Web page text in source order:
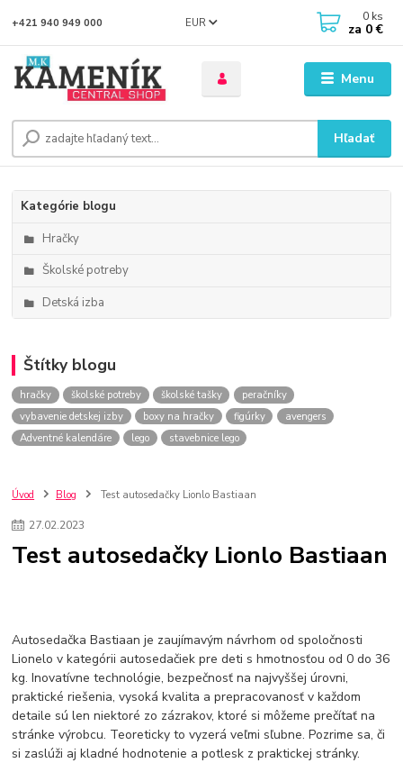
Menu
EUR
Hľadať
+421 940 949 000 0 ks
za 0 €
Kategórie blogu
Hračky
Školské potreby
Detská izba
Štítky blogu
hračky školské potreby školské tašky
peračníky
vybavenie detskej izby
boxy na hračky figúrky
avengers
Adventné kalendáre
lego stavebnice lego
Úvod Blog Test autosedačky Lionlo Bastiaan
27.02.2023
Test autosedačky Lionlo Bastiaan
Autosedačka Bastiaan je zaujímavým návrhom od spoločnosti
Lionelo v kategórii autosedačiek pre deti s hmotnosťou od 0 do 36
kg. Inovatívne technológie, bezpečnosť na najvyššej úrovni,
praktické riešenia, vysoká kvalita a prepracovanosť v každom
detaile sú len niektoré zo zázrakov, ktoré si môžeme prečítať na
stránke výrobcu. Teoreticky to vyzerá veľmi sľubne. Pozrime sa, či
si zaslúži aj kladné hodnotenie a potlesk z praktickej stránky.